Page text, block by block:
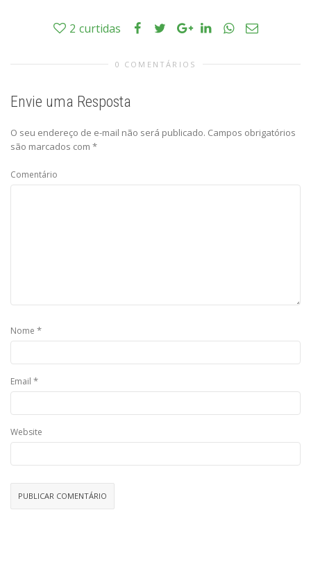
2 curtidas
0 COMENTÁRIOS
Envie uma Resposta
O seu endereço de e-mail não será publicado. Campos obrigatórios
são marcados com *
Comentário
Nome *
Email *
Website